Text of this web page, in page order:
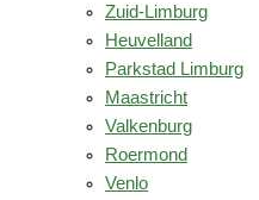
Zuid-Limburg
Heuvelland
Parkstad Limburg
Maastricht
Valkenburg
Roermond
Venlo